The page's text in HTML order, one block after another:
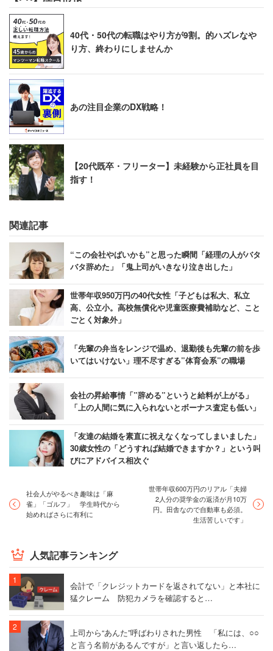
40代・50代の転職はやり方が9割。的ハズレなや
り方、終わりにしませんか
あの注目企業のDX戦略！
【20代既卒・フリーター】未経験から正社員を目
指す！
関連記事
“この会社やばいかも”と思った瞬間「経理の人がバタ
バタ辞めた」「鬼上司がいきなり泣き出した」
世帯年収950万円の40代女性「子どもは私大、私立
高、公立小。高校無償化や児童医療費補助など、こと
ごとく対象外」
「先輩の弁当をレンジで温め、退勤後も先輩の前を歩
いてはいけない」理不尽すぎる”体育会系”の職場
会社の昇給事情「”辞める”というと給料が上がる」
「上の人間に気に入られないとボーナス査定も低い」
「友達の結婚を素直に祝えなくなってしまいました」
30歳女性の「どうすれば結婚できますか？」という叫
びにアドバイス相次ぐ
社会人がやるべき趣味は「麻
雀」「ゴルフ」 学生時代から
始めればさらに有利に
世帯年収600万円のリアル「夫婦
2人分の奨学金の返済が月10万
円。田舎なので自動車も必須。
生活苦しいです」
人気記事ランキング
会計で「クレジットカードを返されてない」と本社に
猛クレーム 防犯カメラを確認すると…
上司から“あんた”呼ばわりされた男性 「私には、○○
と言う名前があるんですが」と言い返したら…